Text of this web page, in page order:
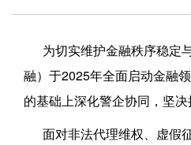
为切实维护金融秩序稳定
融）于2025年全面启动金融
的基础上深化警企协同，坚决
面对非法代理维权、虚假